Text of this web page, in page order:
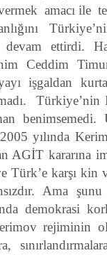
amacı ile
ettirdi.
Ceddim
işgaldan
Türkiye’nin
benimsemedi.
yılında
AGİT kararına
karşı kin
Ama
demokrasi
rejiminin